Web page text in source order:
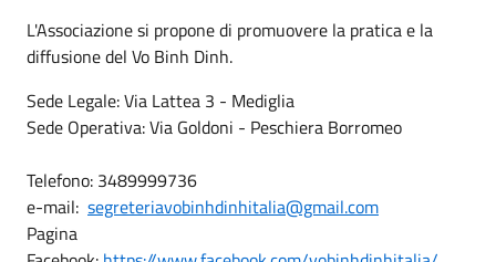
L'Associazione si propone di promuovere la pratica e la
diffusione del Vo Binh Dinh.
Sede Legale: Via Lattea 3 - Mediglia
Sede Operativa: Via Goldoni - Peschiera Borromeo
Telefono: 3489999736
e-mail: segreteriavobinhdinhitalia@gmail.com
Pagina